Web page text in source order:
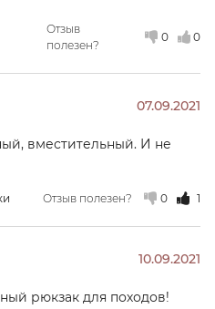
Отзыв
полезен?
0 0
07.09.2021
вместительный. И не
Отзыв полезен? 0 1
10.09.2021
рюкзак для походов!